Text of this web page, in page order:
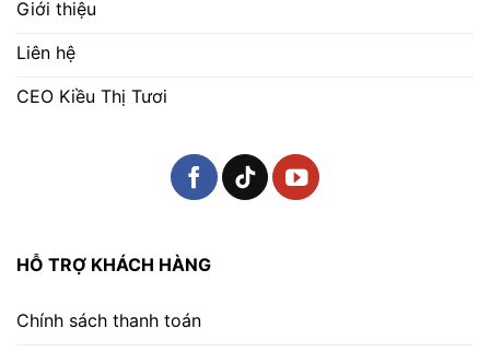
Giới thiệu
Liên hệ
CEO Kiều Thị Tươi
HỖ TRỢ KHÁCH HÀNG
Chính sách thanh toán